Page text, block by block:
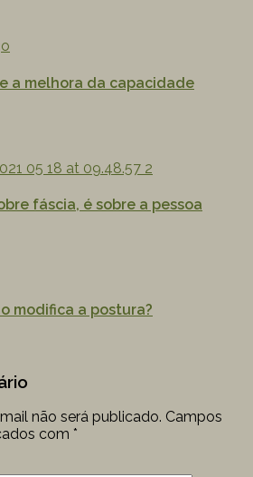
a melhora da capacidade
fáscia, é sobre a pessoa
modifica a postura?
não será publicado. Campos
com *